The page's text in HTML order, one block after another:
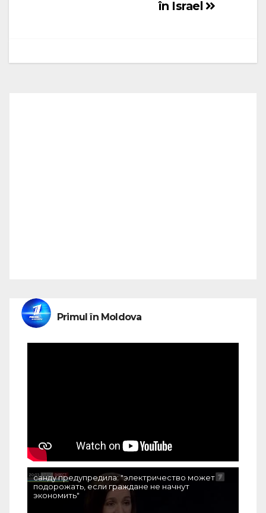
în Israel
Primul în Moldova
санду предупредила: "электричество может
подорожать, если граждане не начнут
экономить"